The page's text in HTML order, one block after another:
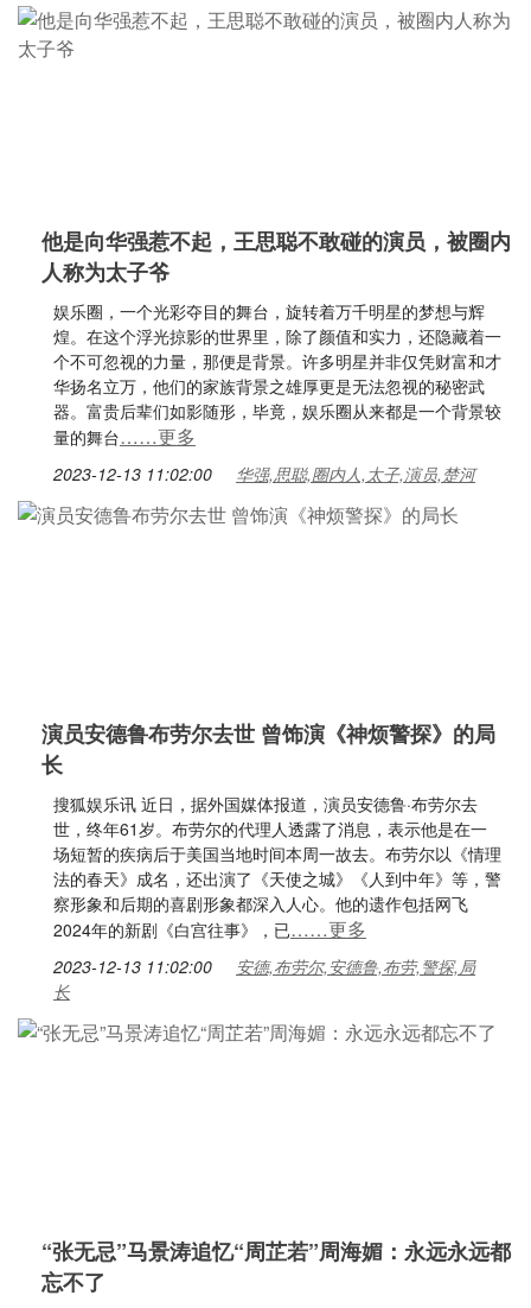
他是向华强惹不起，王思聪不敢碰的演员，被圈内
人称为太子爷
娱乐圈，一个光彩夺目的舞台，旋转着万千明星的梦想与辉
煌。在这个浮光掠影的世界里，除了颜值和实力，还隐藏着一
个不可忽视的力量，那便是背景。许多明星并非仅凭财富和才
华扬名立万，他们的家族背景之雄厚更是无法忽视的秘密武
器。富贵后辈们如影随形，毕竟，娱乐圈从来都是一个背景较
量的舞台……更多
2023-12-13 11:02:00 华强,思聪,圈内人,太子,演员,楚河
演员安德鲁布劳尔去世 曾饰演《神烦警探》的局
长
搜狐娱乐讯 近日，据外国媒体报道，演员安德鲁·布劳尔去
世，终年61岁。布劳尔的代理人透露了消息，表示他是在一
场短暂的疾病后于美国当地时间本周一故去。布劳尔以《情理
法的春天》成名，还出演了《天使之城》《人到中年》等，警
察形象和后期的喜剧形象都深入人心。他的遗作包括网飞
2024年的新剧《白宫往事》，已……更多
2023-12-13 11:02:00
安德,布劳尔,安德鲁,布劳,警探,局
长
“张无忌”马景涛追忆“周芷若”周海媚：永远永远都
忘不了